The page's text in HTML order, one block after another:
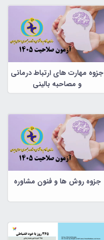
جزوه مهارت های ارتباط درمانی
و مصاحبه بالینی
جزوه روش ها و فنون مشاوره